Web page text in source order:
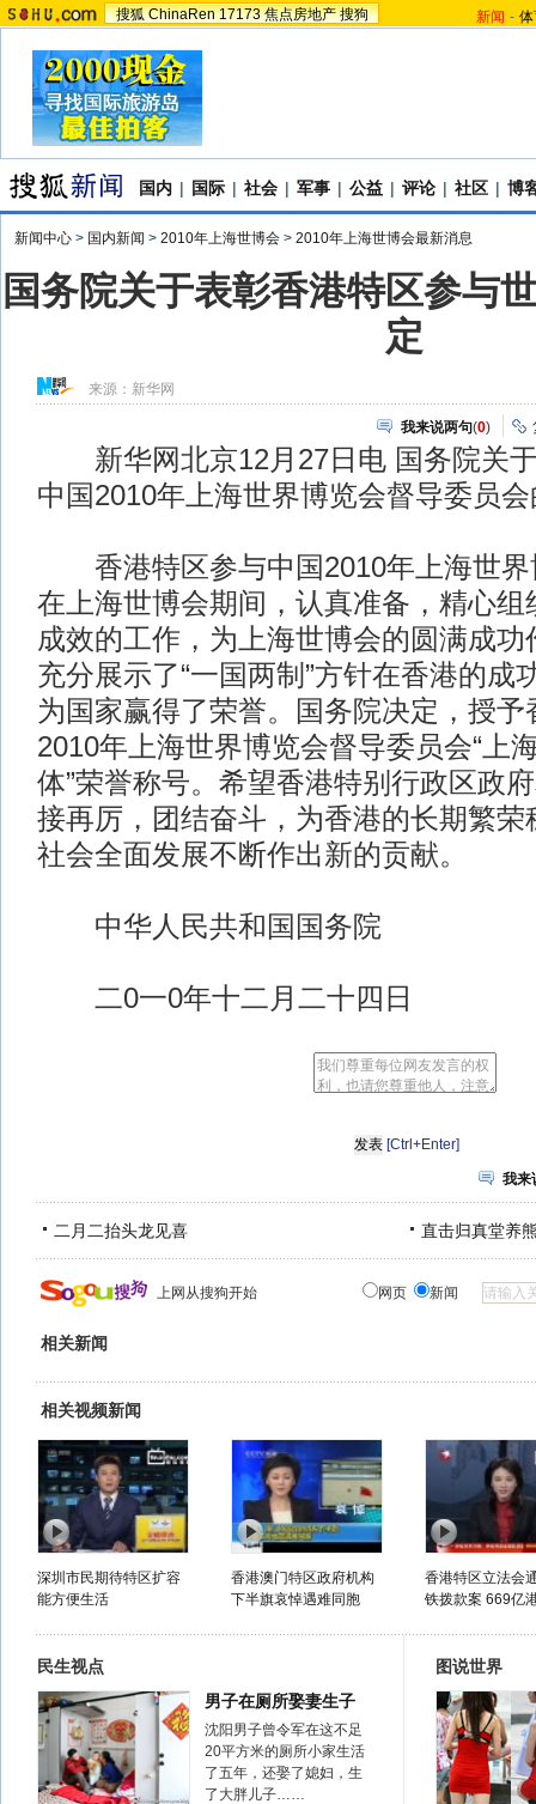
搜狐 ChinaRen 17173 焦点房地产 搜狗 新闻 -
国内 | 国际 | 社会 | 军事 | 公益 | 评论 | 社区 | 博
新闻中心 > 国内新闻 > 2010年上海世博会 > 2010年上海世博会最新消息
国务院关于表彰香港特区参与
定
来源： 新华网
我来说两句(0)
新华网北京12月27日电 国务院关于
中国2010年上海世界博览会督导委员
香港特区参与中国2010年上海世界
在上海世博会期间，认真准备，精心组
成效的工作，为上海世博会的圆满成
充分展示了“一国两制”方针在香港的成
为国家赢得了荣誉。国务院决定，授
2010年上海世界博览会督导委员会“上
体”荣誉称号。希望香港特别行政区政
接再厉，团结奋斗，为香港的长期繁荣
社会全面发展不断作出新的贡献。
中华人民共和国国务院
二0一0年十二月二十四日
[Ctrl+Enter]
我来
二月二抬头龙见喜 直击归真堂养
上网从搜狗开始 网页 新闻
相关新闻
相关视频新闻
深圳市民期待特区扩容
能方便生活
香港澳门特区政府机构
下半旗哀悼遇难同胞
香港特区立法会
铁拨款案 669亿
民生视点
男子在厕所娶妻生子
沈阳男子曾令军在这不足
20平方米的厕所小家生活
了五年，还娶了媳妇，生
了大胖儿子……
图说世界